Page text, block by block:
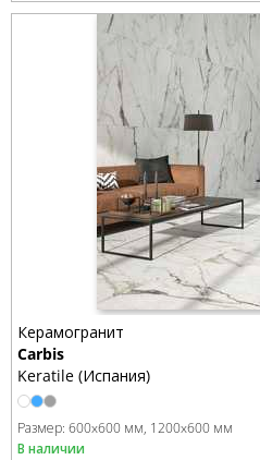
Керамогранит
Carbis
Keratile (Испания)
Размер: 600x600 мм 1200x600 мм
В наличии